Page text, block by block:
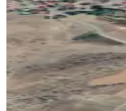
GÖKDELEN
Ara